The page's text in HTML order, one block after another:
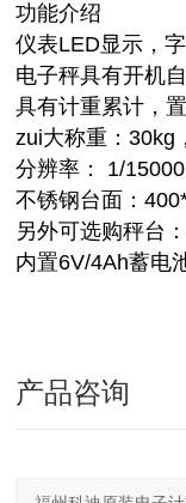
功能介绍
仪表LED显示，
电子秤具有开机
具有计重累计，
zui大称重：30kg
分辨率： 1/
不锈钢台面：
另外可选购秤台
内置6V/4Ah蓄电
产品咨询